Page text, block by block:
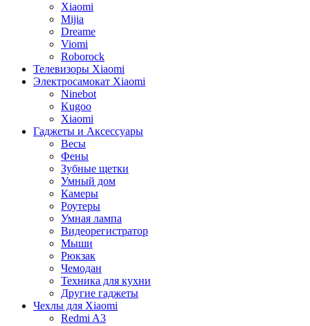
Xiaomi
Mijia
Dreame
Viomi
Roborock
Телевизоры Xiaomi
Электросамокат Xiaomi
Ninebot
Kugoo
Xiaomi
Гаджеты и Аксессуары
Весы
Фены
Зубные щетки
Умный дом
Камеры
Роутеры
Умная лампа
Видеорегистратор
Мыши
Рюкзак
Чемодан
Техника для кухни
Другие гаджеты
Чехлы для Xiaomi
Redmi A3